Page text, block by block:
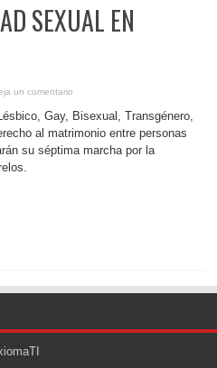
SEXUAL EN
un comentario
Gay, Bisexual, Transgénero,
al matrimonio entre personas
su séptima marcha por la